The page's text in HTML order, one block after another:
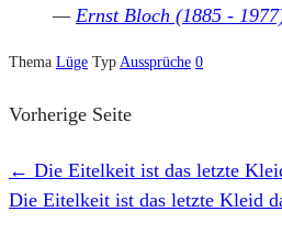
— Ernst Bloch (1885 -
Thema Lüge Typ Aussprüche 0
Vorherige Seite
← Die Eitelkeit ist das letzte
Die Eitelkeit ist das letzte Kleid